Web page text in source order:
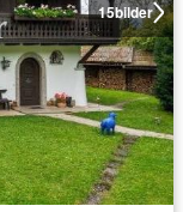
15bilder